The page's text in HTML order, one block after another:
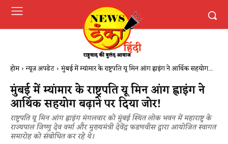
होम न्यूज़ अपडेट मुंबई में म्यांमार के राष्ट्रपति यू मिन आंग ह्लाइंग ने आर्थिक सहयोग...
मुंबई में म्यांमार के राष्ट्रपति यू मिन आंग ह्लाइंग ने
आर्थिक सहयोग बढ़ाने पर दिया जोर!
राष्ट्रपति यू मिन आंग ह्लाइंग मंगलवार को मुंबई स्थित लोक भवन में महाराष्ट्र के
राज्यपाल जिष्णु देव वर्मा और मुख्यमंत्री देवेंद्र फडणवीस द्वारा आयोजित स्वागत
समारोह को संबोधित कर रहे थे।